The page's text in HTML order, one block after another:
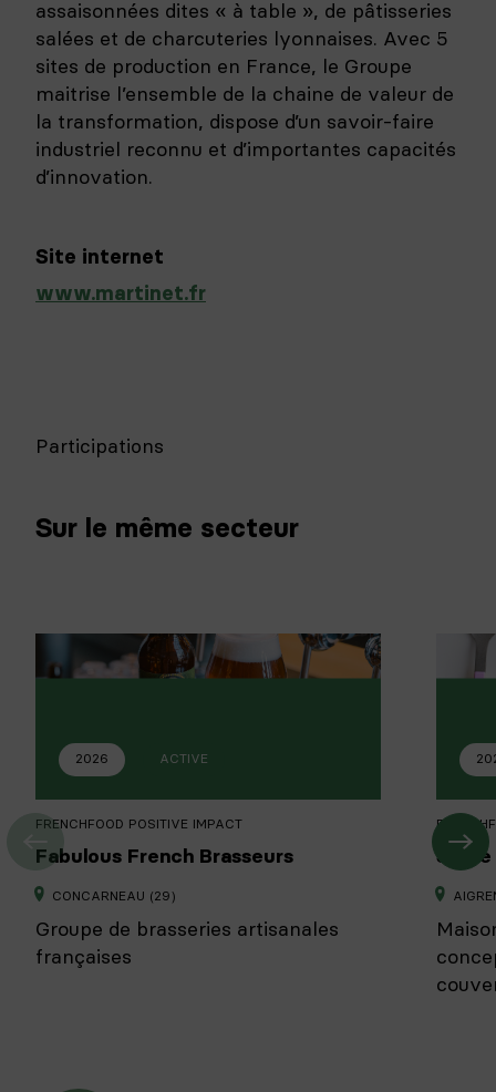
assaisonnées dites « à table », de pâtisseries
salées et de charcuteries lyonnaises. Avec 5
sites de production en France, le Groupe
maitrise l’ensemble de la chaine de valeur de
la transformation, dispose d’un savoir-faire
industriel reconnu et d’importantes capacités
d’innovation.
Site internet
www.martinet.fr
Participations
Sur le même secteur
2026 ACTIVE
FRENCHFOOD POSITIVE IMPACT
Fabulous French Brasseurs
CONCARNEAU (29)
Groupe de brasseries artisanales
françaises
Sabre